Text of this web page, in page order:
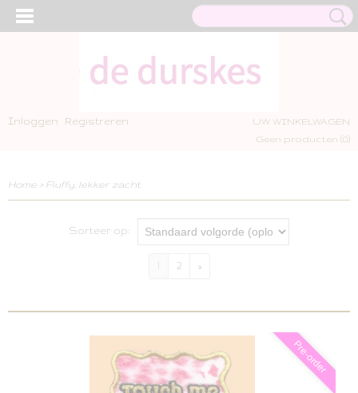
Inloggen Registreren
UW WINKELWAGEN
Geen producten (0)
Home > Fluffy, lekker zacht
Sorteer op:
2 »
Pre-order